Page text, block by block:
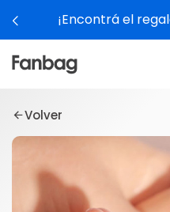
¡Encontrá el
Volver